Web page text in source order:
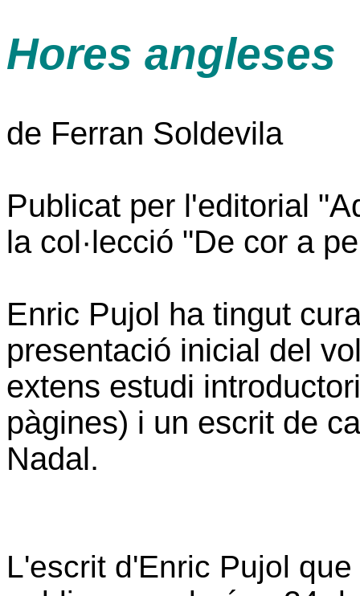
Hores angleses
de Ferran Soldevila
Publicat per l'editorial
la col·lecció "De cor a
Enric Pujol ha tingut
presentació inicial del
extens estudi
pàgines) i un escrit de
Nadal.
L'escrit d'Enric Pujol